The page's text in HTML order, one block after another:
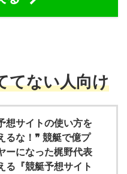
てない人向け
想サイトの使い方を
るな！❞ 競艇で億プ
ーになった梶野代表
る『競艇予想サイト